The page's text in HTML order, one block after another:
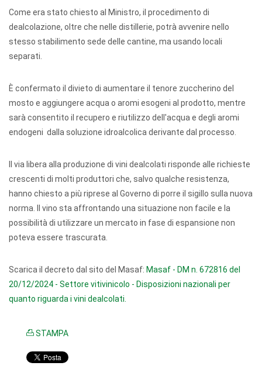
Come era stato chiesto al Ministro, il procedimento di
dealcolazione, oltre che nelle distillerie, potrà avvenire nello
stesso stabilimento sede delle cantine, ma usando locali
separati.
È confermato il divieto di aumentare il tenore zuccherino del
mosto e aggiungere acqua o aromi esogeni al prodotto, mentre
sarà consentito il recupero e riutilizzo dell'acqua e degli aromi
endogeni dalla soluzione idroalcolica derivante dal processo.
Il via libera alla produzione di vini dealcolati risponde alle richieste
crescenti di molti produttori che, salvo qualche resistenza,
hanno chiesto a più riprese al Governo di porre il sigillo sulla nuova
norma. Il vino sta affrontando una situazione non facile e la
possibilità di utilizzare un mercato in fase di espansione non
poteva essere trascurata.
Scarica il decreto dal sito del Masaf: Masaf - DM n. 672816 del
20/12/2024 - Settore vitivinicolo - Disposizioni nazionali per
quanto riguarda i vini dealcolati.
STAMPA